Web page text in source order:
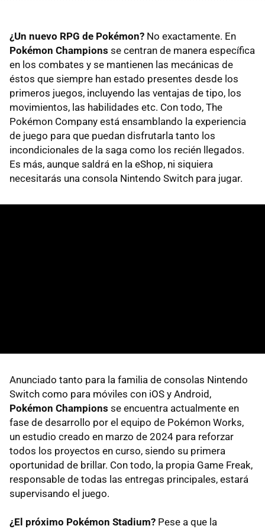
¿Un nuevo RPG de Pokémon? No exactamente. En
Pokémon Champions se centran de manera específica
en los combates y se mantienen las mecánicas de
éstos que siempre han estado presentes desde los
primeros juegos, incluyendo las ventajas de tipo, los
movimientos, las habilidades etc. Con todo, The
Pokémon Company está ensamblando la experiencia
de juego para que puedan disfrutarla tanto los
incondicionales de la saga como los recién llegados.
Es más, aunque saldrá en la eShop, ni siquiera
necesitarás una consola Nintendo Switch para jugar.
Anunciado tanto para la familia de consolas Nintendo
Switch como para móviles con iOS y Android,
Pokémon Champions se encuentra actualmente en
fase de desarrollo por el equipo de Pokémon Works,
un estudio creado en marzo de 2024 para reforzar
todos los proyectos en curso, siendo su primera
oportunidad de brillar. Con todo, la propia Game Freak,
responsable de todas las entregas principales, estará
supervisando el juego.
¿El próximo Pokémon Stadium? Pese a que la